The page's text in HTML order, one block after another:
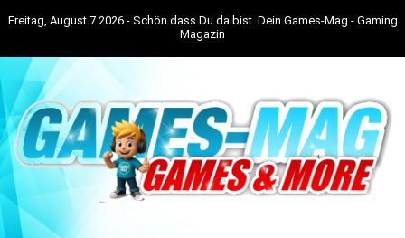
Freitag, August 7 2026 - Schön dass Du da bist. Dein Games-Mag - Gaming
Magazin